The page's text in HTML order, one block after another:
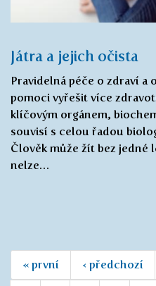
Játra a jejich očista
Pravidelná péče o zdraví a
pomoci vyřešit více
klíčovým orgánem,
souvisí s celou řadou
Člověk může žít bez jedné
nelze…
« první ‹ předchozí